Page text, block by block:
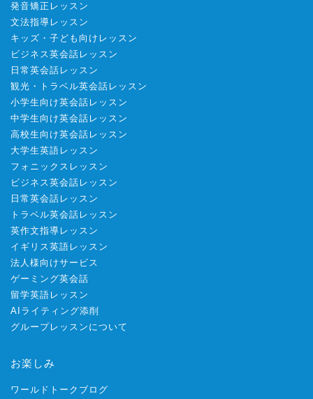
発音矯正レッスン
文法指導レッスン
キッズ・子ども向けレッスン
ビジネス英会話レッスン
日常英会話レッスン
観光・トラベル英会話レッスン
小学生向け英会話レッスン
中学生向け英会話レッスン
高校生向け英会話レッスン
大学生英語レッスン
フォニックスレッスン
ビジネス英会話レッスン
日常英会話レッスン
トラベル英会話レッスン
英作文指導レッスン
イギリス英語レッスン
法人様向けサービス
ゲーミング英会話
留学英語レッスン
AIライティング添削
グループレッスンについて
お楽しみ
ワールドトークブログ